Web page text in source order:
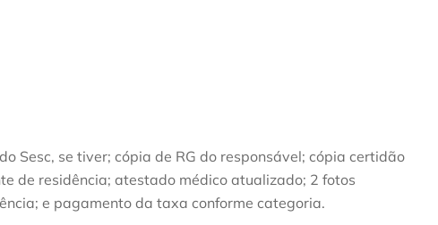
Sesc, se tiver; cópia de RG do responsável; cópia certidão
de residência; atestado médico atualizado; 2 fotos
e pagamento da taxa conforme categoria.